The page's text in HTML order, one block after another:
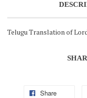
Telugu Translation of
Share